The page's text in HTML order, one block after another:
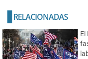
El
RELACIONADAS